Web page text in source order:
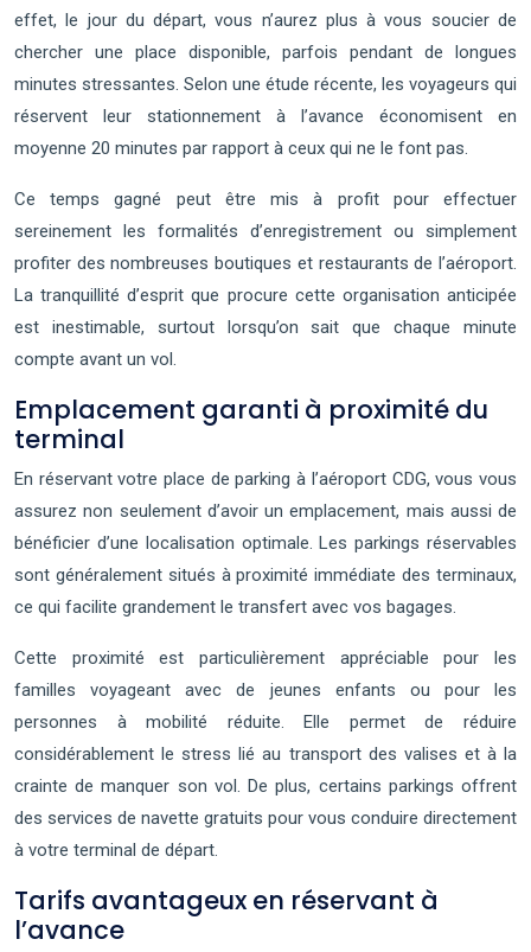
effet, le jour du départ, vous n’aurez plus à vous soucier de
chercher une place disponible, parfois pendant de longues
minutes stressantes. Selon une étude récente, les voyageurs qui
réservent leur stationnement à l’avance économisent en
moyenne 20 minutes par rapport à ceux qui ne le font pas.
Ce temps gagné peut être mis à profit pour effectuer
sereinement les formalités d’enregistrement ou simplement
profiter des nombreuses boutiques et restaurants de l’aéroport.
La tranquillité d’esprit que procure cette organisation anticipée
est inestimable, surtout lorsqu’on sait que chaque minute
compte avant un vol.
Emplacement garanti à proximité du
terminal
En réservant votre place de parking à l’aéroport CDG, vous vous
assurez non seulement d’avoir un emplacement, mais aussi de
bénéficier d’une localisation optimale. Les parkings réservables
sont généralement situés à proximité immédiate des terminaux,
ce qui facilite grandement le transfert avec vos bagages.
Cette proximité est particulièrement appréciable pour les
familles voyageant avec de jeunes enfants ou pour les
personnes à mobilité réduite. Elle permet de réduire
considérablement le stress lié au transport des valises et à la
crainte de manquer son vol. De plus, certains parkings offrent
des services de navette gratuits pour vous conduire directement
à votre terminal de départ.
Tarifs avantageux en réservant à
l’avance